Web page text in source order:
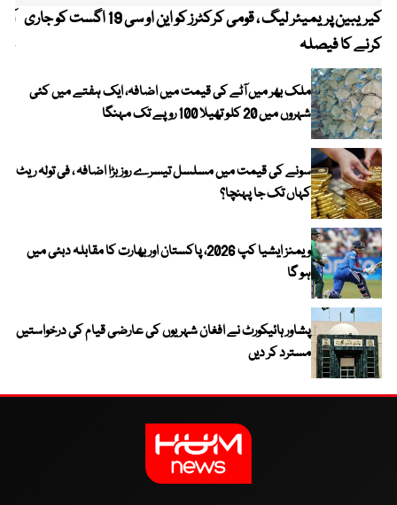
کیریبین پریمیئر لیگ ، قومی کرکٹرز کو این او سی 19 اگست کو جاری
کرنے کا فیصلہ
ملک بھر میں آٹے کی قیمت میں اضافہ، ایک ہفتے میں کئی
شہروں میں 20 کلو تھیلا 100 روپے تک مہنگا
سونے کی قیمت میں مسلسل تیسرے روز بڑا اضافہ ، فی تولہ ریٹ
کہاں تک جا پہنچا؟
ویمنز ایشیا کپ 2026، پاکستان اور بھارت کا مقابلہ دبئی میں
ہو گا
پشاور ہائیکورٹ نے افغان شہریوں کی عارضی قیام کی درخواستیں
مسترد کر دیں